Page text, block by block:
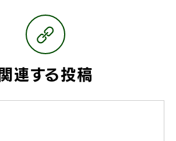
関連する投稿